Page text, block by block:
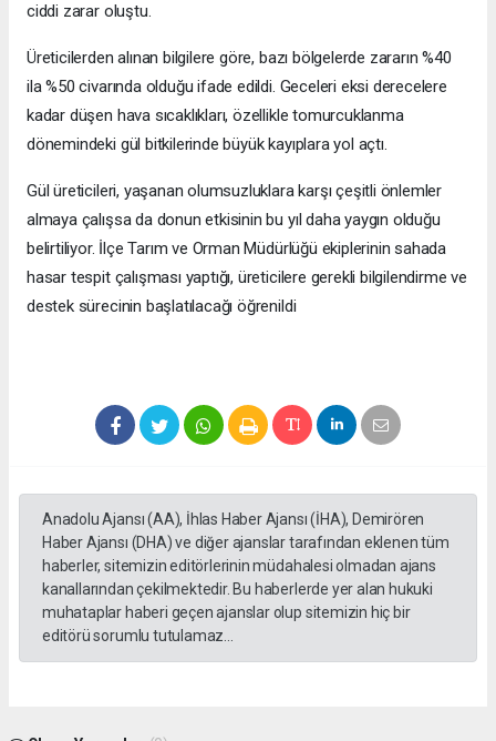
ciddi zarar oluştu.
Üreticilerden alınan bilgilere göre, bazı bölgelerde zararın %40
ila %50 civarında olduğu ifade edildi. Geceleri eksi derecelere
kadar düşen hava sıcaklıkları, özellikle tomurcuklanma
dönemindeki gül bitkilerinde büyük kayıplara yol açtı.
Gül üreticileri, yaşanan olumsuzluklara karşı çeşitli önlemler
almaya çalışsa da donun etkisinin bu yıl daha yaygın olduğu
belirtiliyor. İlçe Tarım ve Orman Müdürlüğü ekiplerinin sahada
hasar tespit çalışması yaptığı, üreticilere gerekli bilgilendirme ve
destek sürecinin başlatılacağı öğrenildi
Anadolu Ajansı (AA), İhlas Haber Ajansı (İHA), Demirören
Haber Ajansı (DHA) ve diğer ajanslar tarafından eklenen tüm
haberler, sitemizin editörlerinin müdahalesi olmadan ajans
kanallarından çekilmektedir. Bu haberlerde yer alan hukuki
muhataplar haberi geçen ajanslar olup sitemizin hiç bir
editörü sorumlu tutulamaz...